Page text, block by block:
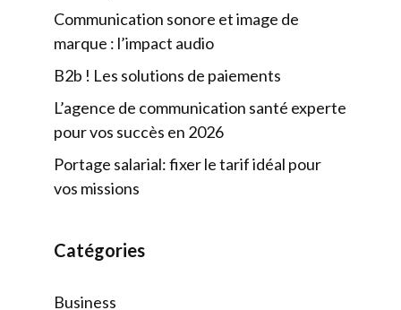
Communication sonore et image de
marque : l’impact audio
B2b ! Les solutions de paiements
L’agence de communication santé experte
pour vos succès en 2026
Portage salarial: fixer le tarif idéal pour
vos missions
Catégories
Business